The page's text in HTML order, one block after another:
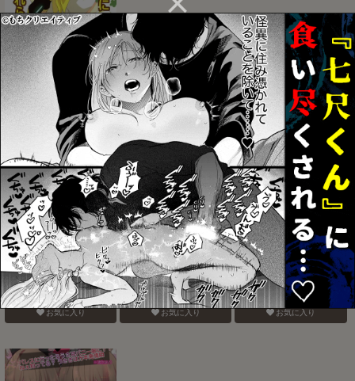
ふたなリンに入れらレン
お気に入り
えっちすりぃ
お気に入り
おれのおおよそ可愛い先
輩
お気に入り
ご近所迷惑！2
お気に入り
電鋸男vs3Pしないと出ら
れない部屋
お気に入り
バナナスプリットホット
ファッジサンデー
お気に入り